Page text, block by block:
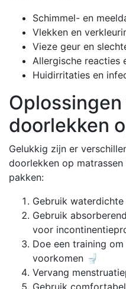
Schimmel- en
Vlekken en
Vieze geur en
Allergische reacties
Huidirritaties en
doorlekken
Gelukkig zijn er
doorlekken op
pakken:
Gebruik
Gebruik
voor
Doe een training
voorkomen 🚽
Vervang
Gebruik